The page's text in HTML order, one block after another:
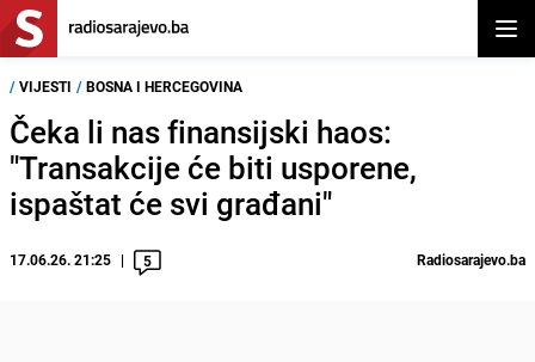
/ VIJESTI / BOSNA I HERCEGOVINA
Čeka li nas finansijski haos:
"Transakcije će biti usporene,
ispaštat će svi građani"
17.06.26. 21:25 5 Radiosarajevo.ba